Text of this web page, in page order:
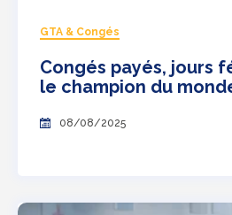
GTA & Congés
Congés payés, jours
le champion du
08/08/2025